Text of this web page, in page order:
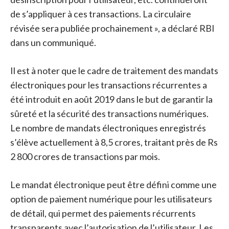
de s’appliquer à ces transactions. La circulaire
révisée sera publiée prochainement », a déclaré RBI
dans un communiqué.
Il est à noter que le cadre de traitement des mandats
électroniques pour les transactions récurrentes a
été introduit en août 2019 dans le but de garantir la
sûreté et la sécurité des transactions numériques.
Le nombre de mandats électroniques enregistrés
s’élève actuellement à 8,5 crores, traitant près de Rs
2 800 crores de transactions par mois.
Le mandat électronique peut être défini comme une
option de paiement numérique pour les utilisateurs
de détail, qui permet des paiements récurrents